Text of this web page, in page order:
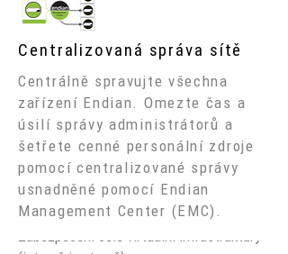
Jednoduché a efektivní
Poskytováním jednoduchých a
účinných řešení pro zabezpečení
sítě Endian pomáhá podnikům
využívat nové virtuální a
cloudové technologie pro:
Zabezpečení celé virtuální infrastruktury
Centralizovaná správa sítě
Centrálně spravujte všechna
zařízení Endian. Omezte čas a
úsilí správy administrátorů a
šetřete cenné personální zdroje
pomocí centralizované správy
usnadněné pomocí Endian
Management Center (EMC).